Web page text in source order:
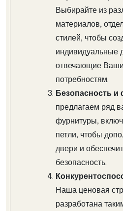
Выбирайте из
материалов,
стилей, чтобы
индивидуальные
отвечающие
потребностям.
Безопасность и
предлагаем ряд
фурнитуры,
петли, чтобы
двери и
безопасность.
Наша ценовая
разработана